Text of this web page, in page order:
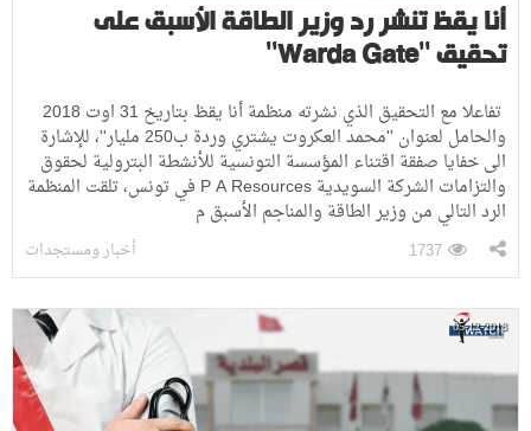
أنا يقظ تنشر رد وزير الطاقة الأسبق على
تحقيق ''Warda Gate''
تفاعلا مع التحقيق الذي نشرته منظمة أنا يقظ بتاريخ 31 اوت 2018
والحامل لعنوان ''محمد العكروت يشتري وردة ب250 مليار''، للإشارة
الى خفايا صفقة اقتناء المؤسسة التونسية للأنشطة البترولية لحقوق
والتزامات الشركة السويدية P A Resources في تونس، تلقت المنظمة
الرد التالي من وزير الطاقة والمناجم الأسبق م
أخبار ومستجدات 1737
05-12-2018